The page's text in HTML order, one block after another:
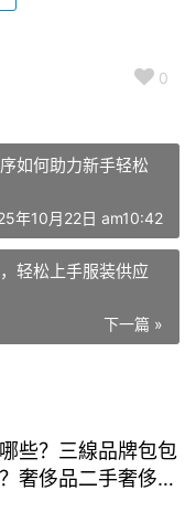
0
如何助力新手轻松
年10月22日 am10:42
轻松上手服装供应
下一篇 »
些？三線品牌包包
奢侈品二手奢侈品